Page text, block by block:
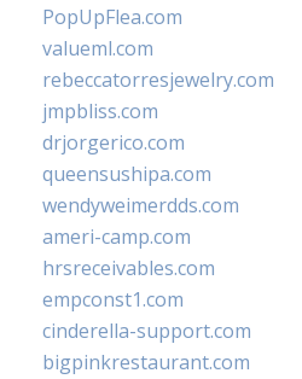
PopUpFlea.com
valueml.com
rebeccatorresjewelry.com
jmpbliss.com
drjorgerico.com
queensushipa.com
wendyweimerdds.com
ameri-camp.com
hrsreceivables.com
empconst1.com
cinderella-support.com
bigpinkrestaurant.com